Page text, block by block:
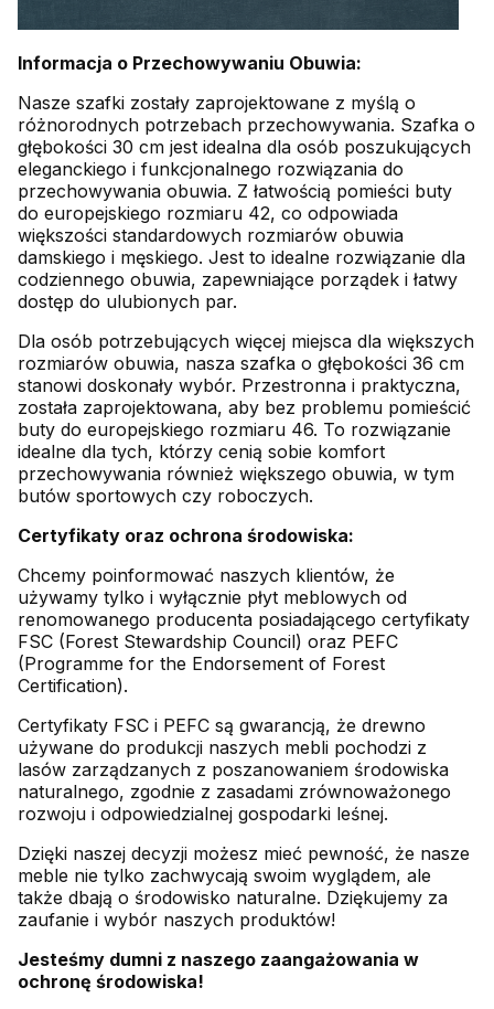
Informacja o Przechowywaniu Obuwia:
Nasze szafki zostały zaprojektowane z myślą o
różnorodnych potrzebach przechowywania. Szafka o
głębokości 30 cm jest idealna dla osób poszukujących
eleganckiego i funkcjonalnego rozwiązania do
przechowywania obuwia. Z łatwością pomieści buty
do europejskiego rozmiaru 42, co odpowiada
większości standardowych rozmiarów obuwia
damskiego i męskiego. Jest to idealne rozwiązanie dla
codziennego obuwia, zapewniające porządek i łatwy
dostęp do ulubionych par.
Dla osób potrzebujących więcej miejsca dla większych
rozmiarów obuwia, nasza szafka o głębokości 36 cm
stanowi doskonały wybór. Przestronna i praktyczna,
została zaprojektowana, aby bez problemu pomieścić
buty do europejskiego rozmiaru 46. To rozwiązanie
idealne dla tych, którzy cenią sobie komfort
przechowywania również większego obuwia, w tym
butów sportowych czy roboczych.
Certyfikaty oraz ochrona środowiska:
Chcemy poinformować naszych klientów, że
używamy tylko i wyłącznie płyt meblowych od
renomowanego producenta posiadającego certyfikaty
FSC (Forest Stewardship Council) oraz PEFC
(Programme for the Endorsement of Forest
Certification).
Certyfikaty FSC i PEFC są gwarancją, że drewno
używane do produkcji naszych mebli pochodzi z
lasów zarządzanych z poszanowaniem środowiska
naturalnego, zgodnie z zasadami zrównoważonego
rozwoju i odpowiedzialnej gospodarki leśnej.
Dzięki naszej decyzji możesz mieć pewność, że nasze
meble nie tylko zachwycają swoim wyglądem, ale
także dbają o środowisko naturalne. Dziękujemy za
zaufanie i wybór naszych produktów!
Jesteśmy dumni z naszego zaangażowania w
ochronę środowiska!